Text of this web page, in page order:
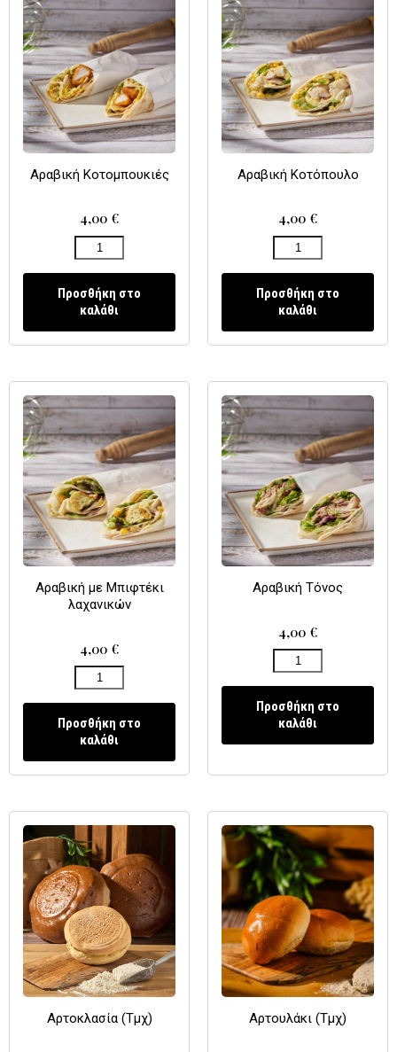
Αραβική Κοτομπουκιές
4,00 €
Προσθήκη στο
καλάθι
Αραβική Κοτόπουλο
4,00 €
Προσθήκη στο
καλάθι
Αραβική με Μπιφτέκι
λαχανικών
4,00 €
Προσθήκη στο
καλάθι
Αραβική Τόνος
4,00 €
Προσθήκη στο
καλάθι
Αρτοκλασία (Τμχ) Αρτουλάκι (Τμχ)